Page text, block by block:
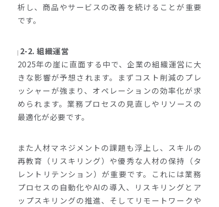
析し、商品やサービスの改善を続けることが重要
です。
2-2. 組織運営
2025年の崖に直面する中で、企業の組織運営に大
きな影響が予想されます。まずコスト削減のプレ
ッシャーが強まり、オペレーションの効率化が求
められます。業務プロセスの見直しやリソースの
最適化が必要です。
また人材マネジメントの課題も浮上し、スキルの
再教育（リスキリング）や優秀な人材の保持（タ
レントリテンション）が重要です。これには業務
プロセスの自動化やAIの導入、リスキリングとア
ップスキリングの推進、そしてリモートワークや